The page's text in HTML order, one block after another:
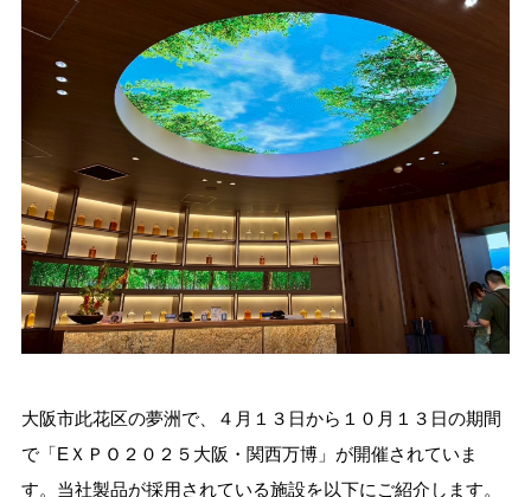
大阪市此花区の夢洲で、４月１３日から１０月１３日の期間
で「EＸＰＯ２０２５大阪・関西万博」が開催されていま
す。当社製品が採用されている施設を以下にご紹介します。